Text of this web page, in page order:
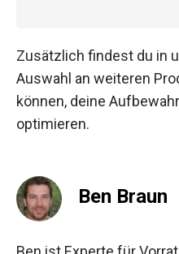
Zusätzlich findest du in
Auswahl an weiteren
können, deine
optimieren.
Ben Braun